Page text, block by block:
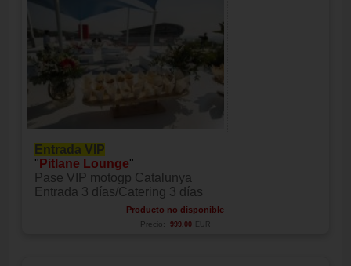
Entrada VIP
" Pitlane Lounge"
Pase VIP motogp Catalunya
Entrada 3 días/Catering 3 días
Producto no disponible
Precio: 999.00 EUR